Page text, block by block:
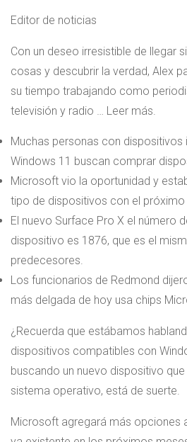
Editor de noticias
Con un deseo irresistible de llegar
cosas y descubrir la verdad, Alex
su tiempo trabajando como
televisión y radio … Leer más.
Muchas personas con
Windows 11 buscan comprar
Microsoft vio la oportunidad y
tipo de dispositivos con el próximo
El nuevo Surface Pro X el número
dispositivo es 1876, que es el
predecesores.
Los funcionarios de Redmond
más delgada de hoy usa chips
¿Recuerda que estábamos
dispositivos compatibles con
buscando un nuevo dispositivo
sistema operativo, está de suerte.
Microsoft agregará más opciones